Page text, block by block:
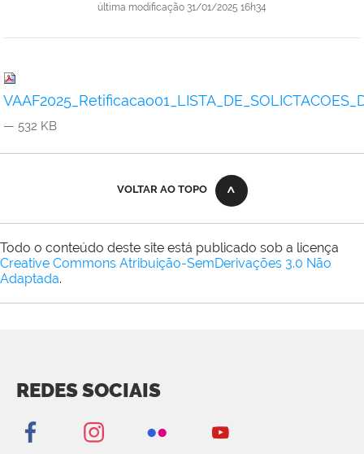
última modificação 31/01/2025 16h34
— 532 KB
VOLTAR AO TOPO
Todo o conteúdo deste site está publicado sob a licença
Creative Commons Atribuição-SemDerivações 3.0 Não
Adaptada.
REDES SOCIAIS